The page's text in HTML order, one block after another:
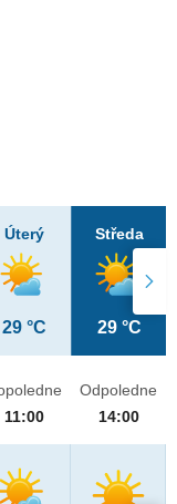
Úterý
29 °C
Středa
29 °C
11:00
Odpoledne
14:00